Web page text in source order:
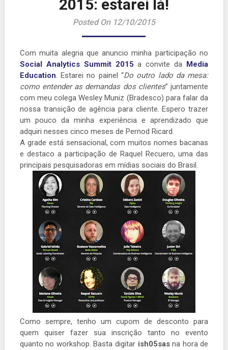
2015: estarei lá!
Posted On 12/10/2015
Com muita alegria que anuncio minha participação no
Social Analytics Summit 2015 a convite da Media
Education. Estarei no painel “Do outro lado da mesa:
como entender as demandas dos clientes” juntamente
com meu colega Wesley Muniz (Bradesco) para falar da
nossa transição de agência para cliente. Espero trazer
um pouco da minha experiência e aprendizado que
adquiri nesses cinco meses de Pernod Ricard.
A grade está sensacional, com muitos nomes bacanas
e destaco a participação de Raquel Recuero, uma das
principais pesquisadoras em mídias sociais do Brasil.
Como sempre, tenho um cupom de desconto para
quem quiser fazer sua inscrição tanto no evento
quanto no workshop. Basta digitar ish05sasna hora de